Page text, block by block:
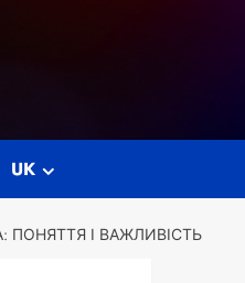
UK
І ВАЖЛИВІСТЬ